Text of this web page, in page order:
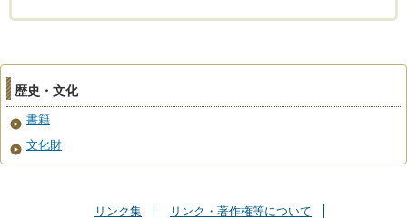
歴史・文化
書籍
文化財
リンク集 リンク・著作権等について